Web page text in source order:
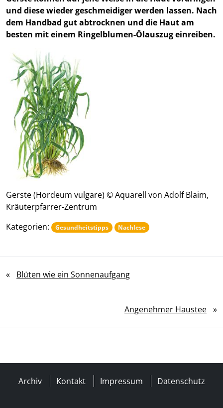
und diese wieder geschmeidiger werden lassen. Nach
dem Handbad gut abtrocknen und die Haut am
besten mit einem Ringelblumen-Ölauszug einreiben.
Gerste (Hordeum vulgare) © Aquarell von Adolf Blaim,
Kräuterpfarrer-Zentrum
Kategorien:
Gesundheitstipps Nachlese
« Blüten wie ein Sonnenaufgang
Angenehmer Haustee »
Archiv Kontakt Impressum Datenschutz